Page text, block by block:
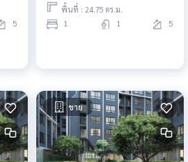
5
พื้นที่ : 24.75 ตร.ม.
1 1 5
ขาย